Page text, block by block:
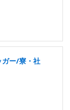
ガー/寮・社